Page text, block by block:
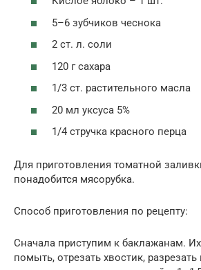
5–6 зубчиков чеснока
2 ст. л. соли
120 г сахара
1/3 ст. растительного масла
20 мл уксуса 5%
1/4 стручка красного перца
Для приготовления томатной
понадобится мясорубка.
Способ приготовления по рецепту:
Сначала приступим к баклажанам.
помыть, отрезать хвостик,